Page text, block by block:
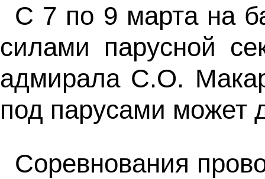
С 7 по 9 марта на
силами парусной
адмирала С.О.
под парусами может
Соревнования